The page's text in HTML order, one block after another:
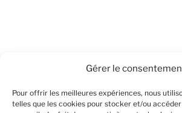
Gérer le
Pour offrir les meilleures expériences, nous
telles que les cookies pour stocker et/ou